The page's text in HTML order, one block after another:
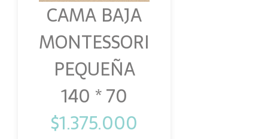
CAMA BAJA
MONTESSORI
PEQUEÑA
140 * 70
$1.375.000